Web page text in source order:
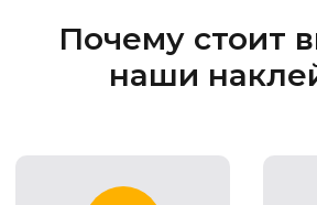
Почему стоит
наши